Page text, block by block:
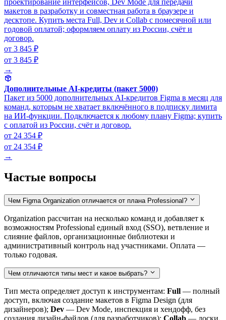
макетов в разработку и совместная работа в браузере и
десктопе. Купить места Full, Dev и Collab с помесячной или
годовой оплатой; оформляем оплату из России, счёт и
договор.
от 3 845 ₽
от 3 845 ₽
→
Дополнительные AI-кредиты (пакет 5000)
Пакет из 5000 дополнительных AI-кредитов Figma в месяц для
команд, которым не хватает включённого в подписку лимита
на ИИ-функции. Подключается к любому плану Figma; купить
с оплатой из России, счёт и договор.
от 24 354 ₽
от 24 354 ₽
→
Частые вопросы
Чем Figma Organization отличается от плана Professional?
Organization рассчитан на несколько команд и добавляет к
возможностям Professional единый вход (SSO), ветвление и
слияние файлов, организационные библиотеки и
административный контроль над участниками. Оплата —
только годовая.
Чем отличаются типы мест и какое выбрать?
Тип места определяет доступ к инструментам: Full — полный
доступ, включая создание макетов в Figma Design (для
дизайнеров); Dev — Dev Mode, инспекция и хендофф, без
создания дизайн-файлов (для разработчиков); Collab — доски,